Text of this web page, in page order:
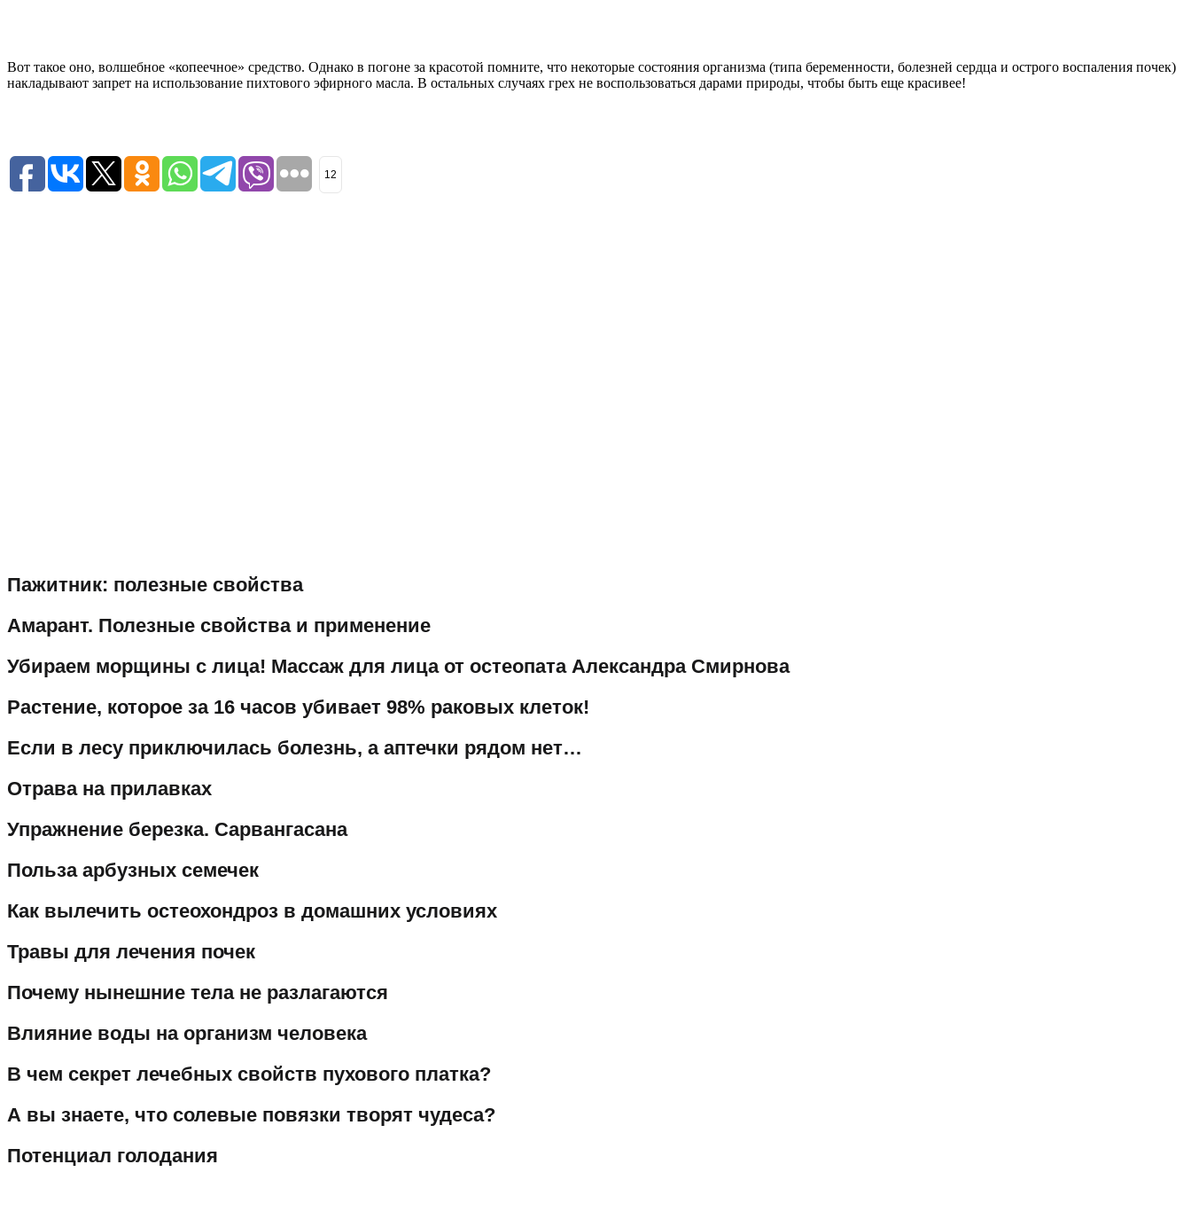
Вот такое оно, волшебное «копеечное» средство. Однако в погоне за красотой помните, что некоторые состояния организма (типа беременности, болезней сердца и острого воспаления почек)
накладывают запрет на использование пихтового эфирного масла. В остальных случаях грех не воспользоваться дарами природы, чтобы быть еще красивее!
12
Пажитник: полезные свойства
Амарант. Полезные свойства и применение
Убираем морщины с лица! Массаж для лица от остеопата Александра Смирнова
Растение, которое за 16 часов убивает 98% раковых клеток!
Если в лесу приключилась болезнь, а аптечки рядом нет…
Отрава на прилавках
Упражнение березка. Сарвангасана
Польза арбузных семечек
Как вылечить остеохондроз в домашних условиях
Травы для лечения почек
Почему нынешние тела не разлагаются
Влияние воды на организм человека
В чем секрет лечебных свойств пухового платка?
А вы знаете, что солевые повязки творят чудеса?
Потенциал голодания